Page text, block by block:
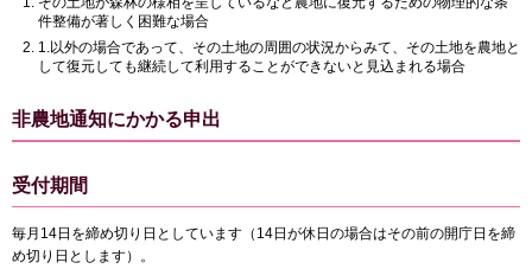
件整備が著しく困難な場合
1.以外の場合であって、その土地の周囲の状況からみて、その土地を農地と
して復元しても継続して利用することができないと見込まれる場合
非農地通知にかかる申出
受付期間
毎月14日を締め切り日としています（14日が休日の場合はその前の開庁日を締
め切り日とします）。